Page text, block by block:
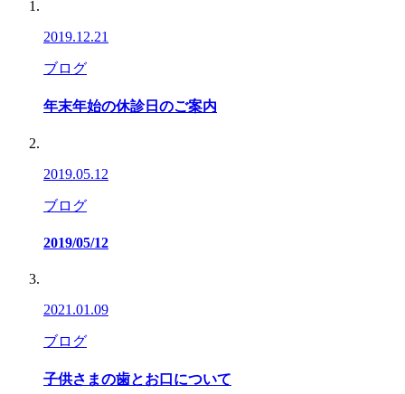
2019.12.21
ブログ
年末年始の休診日のご案内
2019.05.12
ブログ
2019/05/12
2021.01.09
ブログ
子供さまの歯とお口について